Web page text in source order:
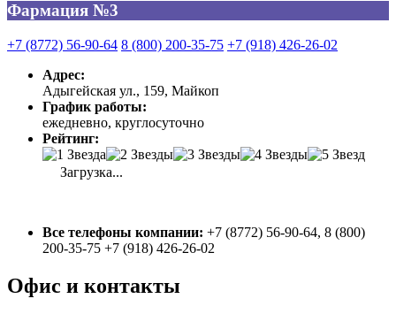
Фармация №3
+7 (8772) 56-90-64 8 (800) 200-35-75 +7 (918) 426-26-02
Адрес:
Адыгейская ул., 159, Майкоп
График работы:
ежедневно, круглосуточно
Рейтинг:
Загрузка...
Все телефоны компании: +7 (8772) 56-90-64, 8 (800)
200-35-75 +7 (918) 426-26-02
Офис и контакты